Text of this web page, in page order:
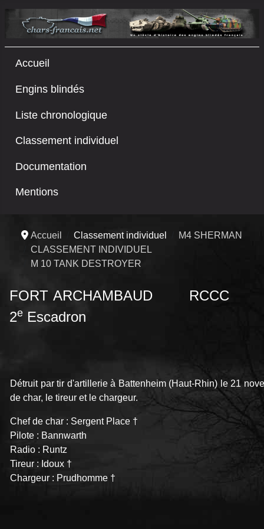
Accueil
Engins blindés
Liste chronologique
Classement individuel
Documentation
Mentions
Accueil Classement individuel
M4 SHERMAN
CLASSEMENT INDIVIDUEL
M 10 TANK DESTROYER
FORT ARCHAMBAUD RCCC
2e Escadron
Détruit par tir d'artillerie à Battenheim (Haut-Rhin) le 21
de char, le tireur et le chargeur.
Chef de char : Sergent Place †
Pilote : Bannwarth
Radio : Runtz
Tireur : Idoux †
Chargeur : Prudhomme †